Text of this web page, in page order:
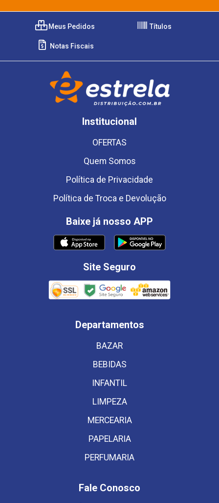
Meus Pedidos Títulos
Notas Fiscais
Institucional
OFERTAS
Quem Somos
Política de Privacidade
Política de Troca e Devolução
Baixe já nosso APP
Site Seguro
Departamentos
BAZAR
BEBIDAS
INFANTIL
LIMPEZA
MERCEARIA
PAPELARIA
PERFUMARIA
Fale Conosco